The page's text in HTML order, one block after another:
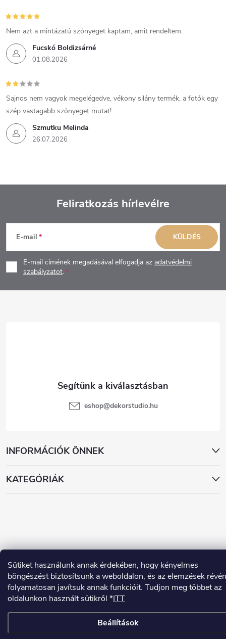
Sütiket használunk annak érdekében, hogy kényelmes
böngészést biztosítsunk a weboldalon, és az elemzések révén
folyamatosan javítsuk annak funkcióit. Tudjon meg többet az
oldalunkon használt sütikről *ITT
Beállítások
Fucskó Boldizsárné
01.08.2026
Nem azt a mintázatú szőnyeget kaptam, amit rendeltem.
Szmutku Melinda
26.07.2026
Sajnos nem vagyok megelégedve, vékony silány termék, a fotók egy
szép vastagabb szőnyeget mutat!
L
á
b
Feliratkozás hírlevélre
E-mail
E-mail címének megadásával elfogadja az adatvédelmi
szabályzatot.
KÜLDÉS
INFORMÁCIÓK ÖNNEK
KATEGÓRIÁK
eshop@dekorstudio.hu
Shoptet készítette